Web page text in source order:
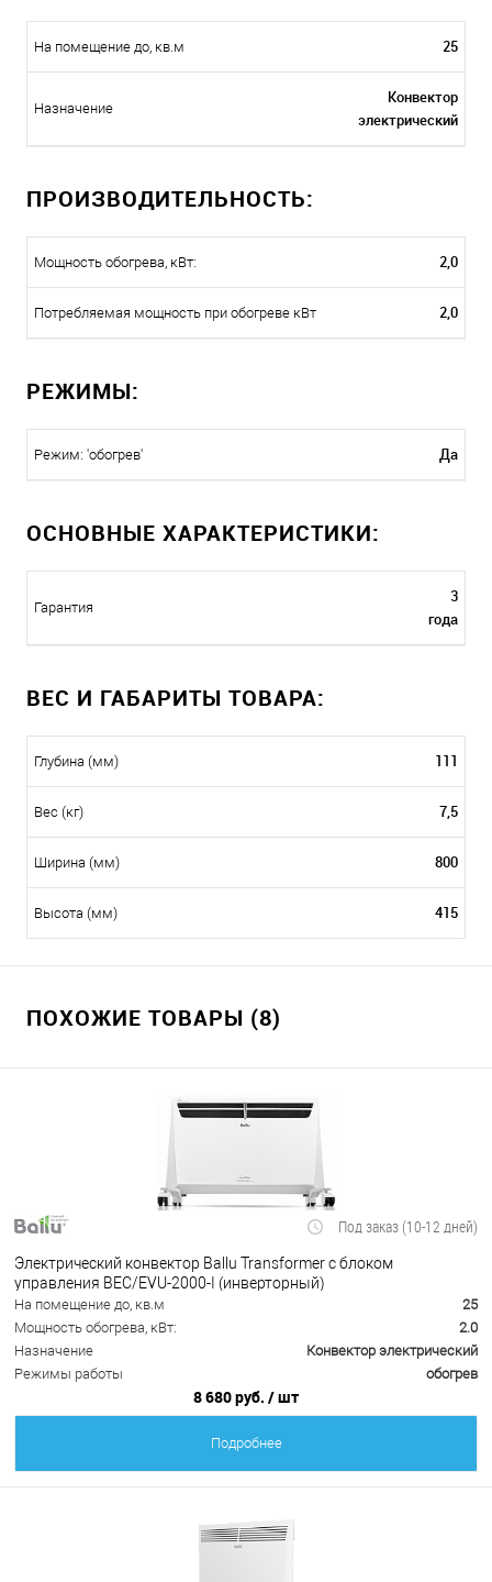
На помещение до, кв.м 25
Назначение
Конвектор
электрический
ПРОИЗВОДИТЕЛЬНОСТЬ:
Мощность обогрева, кВт: 2,0
Потребляемая мощность при обогреве кВт 2,0
РЕЖИМЫ:
Режим: 'обогрев' Да
ОСНОВНЫЕ ХАРАКТЕРИСТИКИ:
Гарантия
3
года
ВЕС И ГАБАРИТЫ ТОВАРА:
Глубина (мм) 111
Вес (кг) 7,5
Ширина (мм) 800
Высота (мм) 415
ПОХОЖИЕ ТОВАРЫ (8)
Под заказ (10-12 дней)
Электрический конвектор Ballu Transformer с блоком
управления BEC/EVU-2000-I (инверторный)
На помещение до, кв.м
25
Мощность обогрева, кВт:
2.0
Назначение
Конвектор электрический
Режимы работы
обогрев
8 680 руб. / шт
Подробнее